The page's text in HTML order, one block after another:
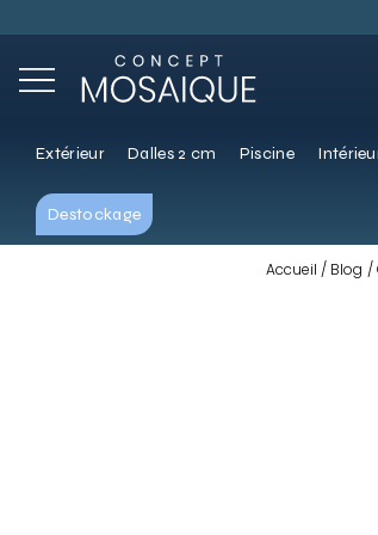
Extérieur Dalles 2 cm Piscine
Destockage
Accueil Blog